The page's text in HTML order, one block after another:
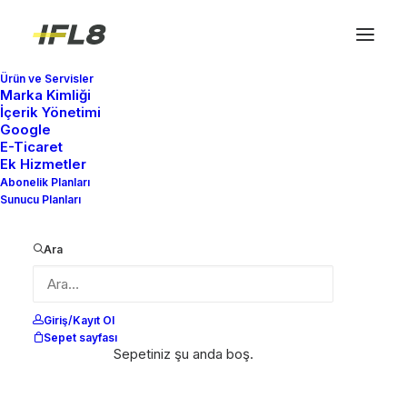
Ürün ve Servisler
Marka Kimliği
İçerik Yönetimi
Google
E-Ticaret
Ek Hizmetler
Abonelik Planları
Sunucu Planları
Ara
Giriş/Kayıt Ol
Sepet sayfası
Sepetiniz şu anda boş.